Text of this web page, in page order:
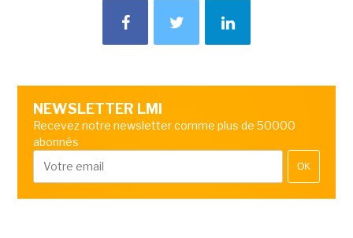
NEWSLETTER LMI
Recevez notre newsletter comme plus de 50000
abonnés
OK